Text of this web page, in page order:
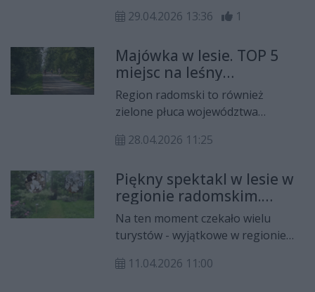
młodzieży szkolnej. Służby apelują
ostrożności w lasach w czasie
majowych wycieczek.
29.04.2026 13:36 1
Majówka w lesie. TOP 5
miejsc na leśny
wypoczynek 30
kilometrów od Radomia
Region radomski to również
zielone płuca województwa
leśne zakątki masz w zasięgu
autem lub pociągiem. Oto
subiektywny ranking TOP 5 miejsc,
gdzie zapach drzew i święty spokój
masz niejako w pakiecie.
28.04.2026 11:25
Piękny spektakl w lesie w
regionie radomskim.
Królować będą magnolie!
Na ten moment czekało wielu
turystów - wyjątkowe w regionie
Nadleśnictwa Marcule zaprasza do
11.04.2026 11:00